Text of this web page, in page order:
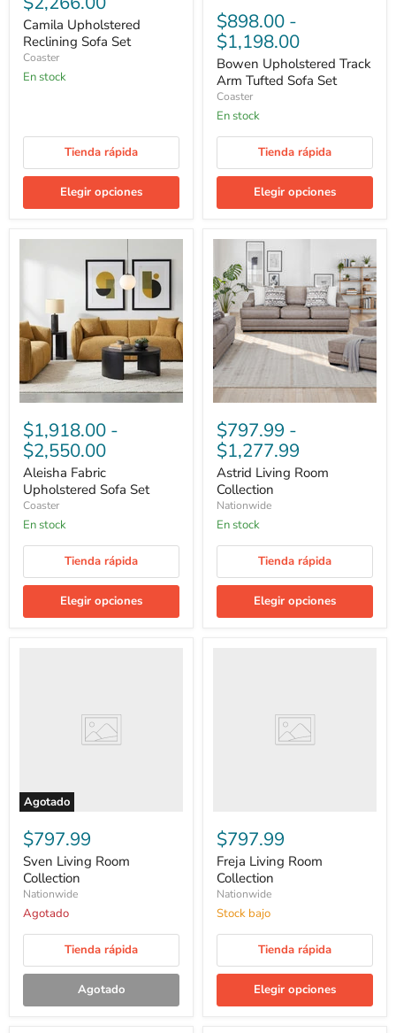
Camila Upholstered
Reclining Sofa Set
Coaster
En stock
Tienda rápida
Elegir opciones
$898.00 -
$1,198.00
Bowen Upholstered Track
Arm Tufted Sofa Set
Coaster
En stock
Tienda rápida
Elegir opciones
Aleisha
Fabric
$1,918.00 -
$2,550.00
Aleisha Fabric
Upholstered Sofa Set
Coaster
En stock
Tienda rápida
Elegir opciones
Astrid
Living
Room
Collection
$797.99 -
$1,277.99
Astrid Living Room
Collection
Nationwide
En stock
Tienda rápida
Elegir opciones
Agotado
$797.99
Sven Living Room
Collection
Nationwide
Agotado
Tienda rápida
Agotado
$797.99
Freja Living Room
Collection
Nationwide
Stock bajo
Tienda rápida
Elegir opciones